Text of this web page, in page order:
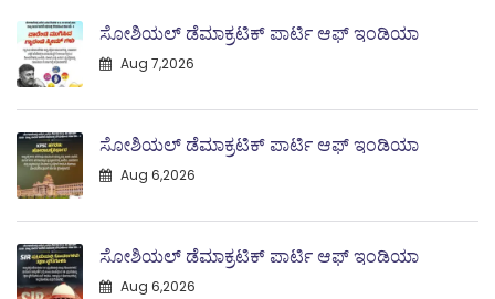
ಸೋಶಿಯಲ್ ಡೆಮಾಕ್ರಟಿಕ್ ಪಾರ್ಟಿ ಆಫ್ ಇಂಡಿಯಾ
Aug 7,2026
ಸೋಶಿಯಲ್ ಡೆಮಾಕ್ರಟಿಕ್ ಪಾರ್ಟಿ ಆಫ್ ಇಂಡಿಯಾ
Aug 6,2026
ಸೋಶಿಯಲ್ ಡೆಮಾಕ್ರಟಿಕ್ ಪಾರ್ಟಿ ಆಫ್ ಇಂಡಿಯಾ
Aug 6,2026